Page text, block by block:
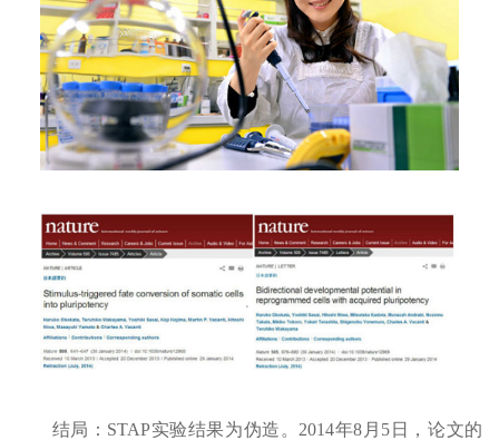
结局：STAP实验结果为伪造。2014年8月5日，论文的